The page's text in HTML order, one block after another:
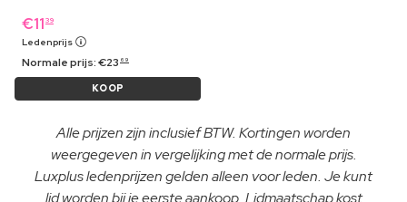
€11 39
Ledenprijs
Normale prijs:€23 69
KOOP
Alle prijzen zijn inclusief BTW. Kortingen worden
weergegeven in vergelijking met de normale prijs.
Luxplus ledenprijzen gelden alleen voor leden. Je kunt
lid worden bij je eerste aankoop. Lidmaatschap kost